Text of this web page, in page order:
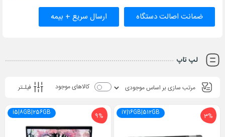
ضمانت اصالت دستگاه ارسال سریع + بیمه
لپ تاپ
فیلـتر کالاهای موجود
i7|16GB|512GB 3%
i5|8GB|256GB 9%